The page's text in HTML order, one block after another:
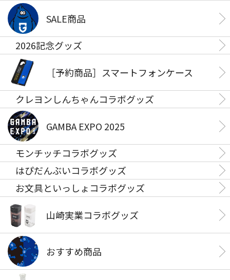
SALE商品
2026記念グッズ
［予約商品］スマートフォンケース
クレヨンしんちゃんコラボグッズ
GAMBA EXPO 2025
モンチッチコラボグッズ
はぴだんぶいコラボグッズ
お文具といっしょコラボグッズ
山崎実業コラボグッズ
おすすめ商品